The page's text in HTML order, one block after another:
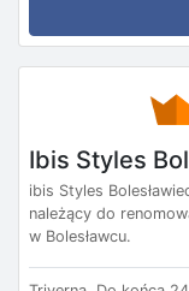
Ibis Styles
ibis Styles
należący do
w Bolesławcu.